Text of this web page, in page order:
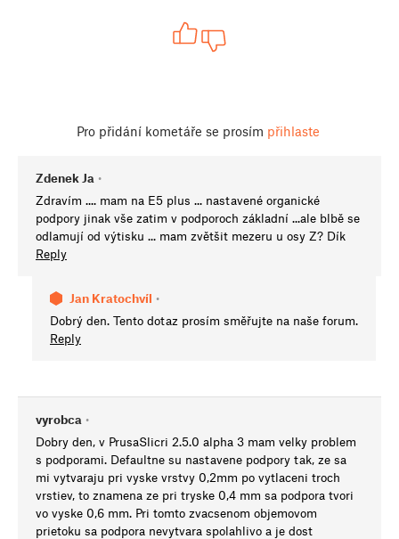
Pro přidání kometáře se prosím přihlaste
Zdenek Ja •
Zdravím .... mam na E5 plus ... nastavené organické
podpory jinak vše zatim v podporoch základní ...ale blbě se
odlamují od výtisku ... mam zvětšit mezeru u osy Z? Dík
Reply
Jan Kratochvíl •
Dobrý den. Tento dotaz prosím směřujte na naše forum.
Reply
vyrobca •
Dobry den, v PrusaSlicri 2.5.0 alpha 3 mam velky problem
s podporami. Defaultne su nastavene podpory tak, ze sa
mi vytvaraju pri vyske vrstvy 0,2mm po vytlaceni troch
vrstiev, to znamena ze pri tryske 0,4 mm sa podpora tvori
vo vyske 0,6 mm. Pri tomto zvacsenom objemovom
prietoku sa podpora nevytvara spolahlivo a je dost